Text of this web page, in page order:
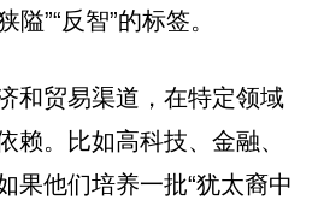
隘”“反智”的标签。
和贸易渠道，在特定领域
赖。比如高科技、金融、
果他们培养一批“犹太裔中